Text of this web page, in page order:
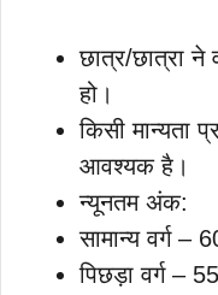
छात्र/छात्रा ने
हो।
किसी मान्यता
आवश्यक है।
न्यूनतम अंक:
सामान्य वर्ग –
पिछड़ा वर्ग –